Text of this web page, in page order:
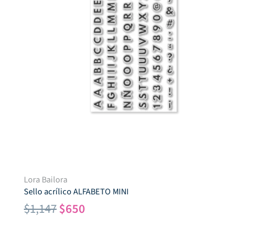
Lora Bailora
Sello acrílico ALFABETO MINI
$1,147El
$650